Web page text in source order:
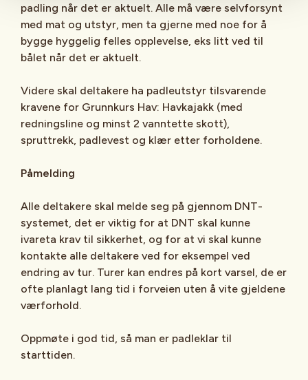
padling når det er aktuelt. Alle må være selvforsynt
med mat og utstyr, men ta gjerne med noe for å
bygge hyggelig felles opplevelse, eks litt ved til
bålet når det er aktuelt.
Videre skal deltakere ha padleutstyr tilsvarende
kravene for Grunnkurs Hav: Havkajakk (med
redningsline og minst 2 vanntette skott),
spruttrekk, padlevest og klær etter forholdene.
Påmelding
Alle deltakere skal melde seg på gjennom DNT-
systemet, det er viktig for at DNT skal kunne
ivareta krav til sikkerhet, og for at vi skal kunne
kontakte alle deltakere ved for eksempel ved
endring av tur. Turer kan endres på kort varsel, de er
ofte planlagt lang tid i forveien uten å vite gjeldene
værforhold.
Oppmøte i god tid, så man er padleklar til
starttiden.